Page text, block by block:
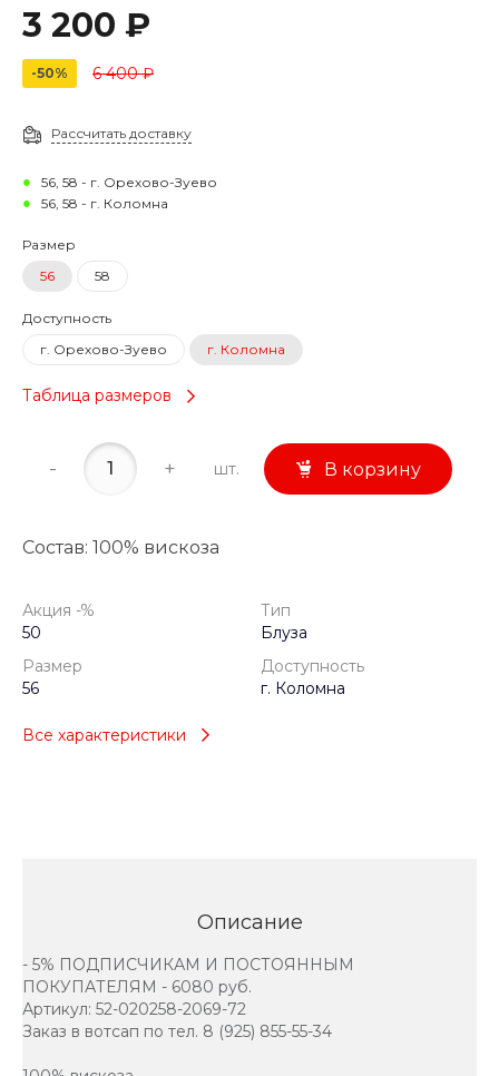
3 200 ₽
-50% 6 400 ₽
Рассчитать доставку
56, 58 - г. Орехово-Зуево
56, 58 - г. Коломна
Размер
56
58
Доступность
г. Орехово-Зуево
г. Коломна
Таблица размеров
- + шт. В корзину
Состав: 100% вискоза
Акция -%
50
Тип
Блуза
Размер
56
Доступность
г. Коломна
Все характеристики
Описание
- 5% ПОДПИСЧИКАМ И ПОСТОЯННЫМ
ПОКУПАТЕЛЯМ - 6080 руб.
Артикул: 52-020258-2069-72
Заказ в вотсап по тел. 8 (925) 855-55-34